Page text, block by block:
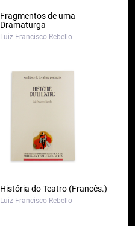
Fragmentos de uma
Dramaturga
Luiz Francisco Rebello
História do Teatro (Francês.)
Luiz Francisco Rebello